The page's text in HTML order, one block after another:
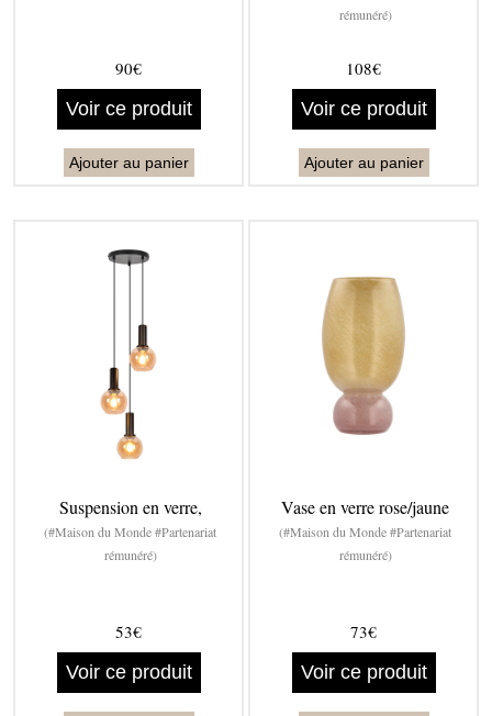
90€
Voir ce produit
Ajouter au panier
rémunéré)
108€
Voir ce produit
Ajouter au panier
Suspension en verre,
(#Maison du Monde #Partenariat
rémunéré)
53€
Voir ce produit
Vase en verre rose/jaune
(#Maison du Monde #Partenariat
rémunéré)
73€
Voir ce produit